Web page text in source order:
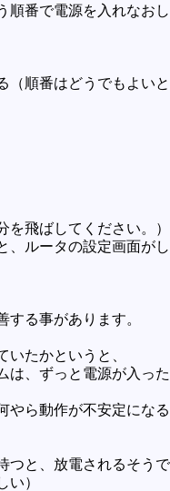
番で電源を入れなおし
順番はどうでもよいと
を飛ばしてください。）
、ルータの設定画面がし
る事があります。
いたかというと、
は、ずっと電源が入った
やら動作が不安定になる
つと、放電されるそうで
い）